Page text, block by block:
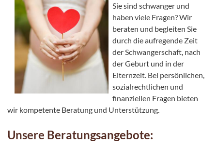
Sie sind schwanger und
haben viele Fragen? Wir
beraten und begleiten Sie
durch die aufregende Zeit
der Schwangerschaft, nach
der Geburt und in der
Elternzeit. Bei persönlichen,
sozialrechtlichen und
finanziellen Fragen bieten
wir kompetente Beratung und Unterstützung.
Unsere Beratungsangebote: